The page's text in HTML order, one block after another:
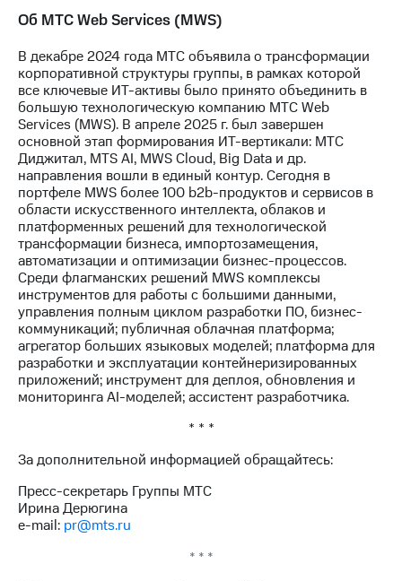
о
именных
облигаций
Другое
Регистратор
Реквизиты
Контакты
развитие
деловая этика
На главную
Об МТС Web Services (MWS)
В декабре 2024 года МТС объявила о трансформации
корпоративной структуры группы, в рамках которой
все ключевые ИТ-активы было принято объединить в
большую технологическую компанию МТС Web
Services (MWS). В апреле 2025 г. был завершен
основной этап формирования ИТ-вертикали: МТС
Диджитал, MTS AI, MWS Cloud, Big Data и др.
направления вошли в единый контур. Сегодня в
портфеле MWS более 100 b2b-продуктов и сервисов в
области искусственного интеллекта, облаков и
платформенных решений для технологической
трансформации бизнеса, импортозамещения,
автоматизации и оптимизации бизнес-процессов.
Среди флагманских решений MWS комплексы
инструментов для работы с большими данными,
управления полным циклом разработки ПО, бизнес-
коммуникаций; публичная облачная платформа;
агрегатор больших языковых моделей; платформа для
разработки и эксплуатации контейнеризированных
приложений; инструмент для деплоя, обновления и
мониторинга AI-моделей; ассистент разработчика.
* * *
За дополнительной информацией обращайтесь:
Пресс-секретарь Группы МТС
Ирина Дерюгина
e-mail: pr@mts.ru
* * *